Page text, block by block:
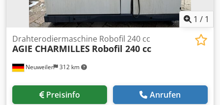
1 / 1
Neuweiler 312 km
Drahterodiermaschine Robofil 240 cc
AGIE CHARMILLES Robofil 240 cc
Preisinfo Anrufen